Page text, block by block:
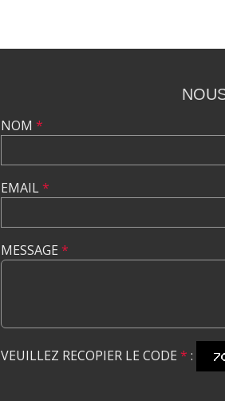
NOM *
EMAIL*
MESSAGE *
VEUILLEZ RECOPIER LE CODE * :